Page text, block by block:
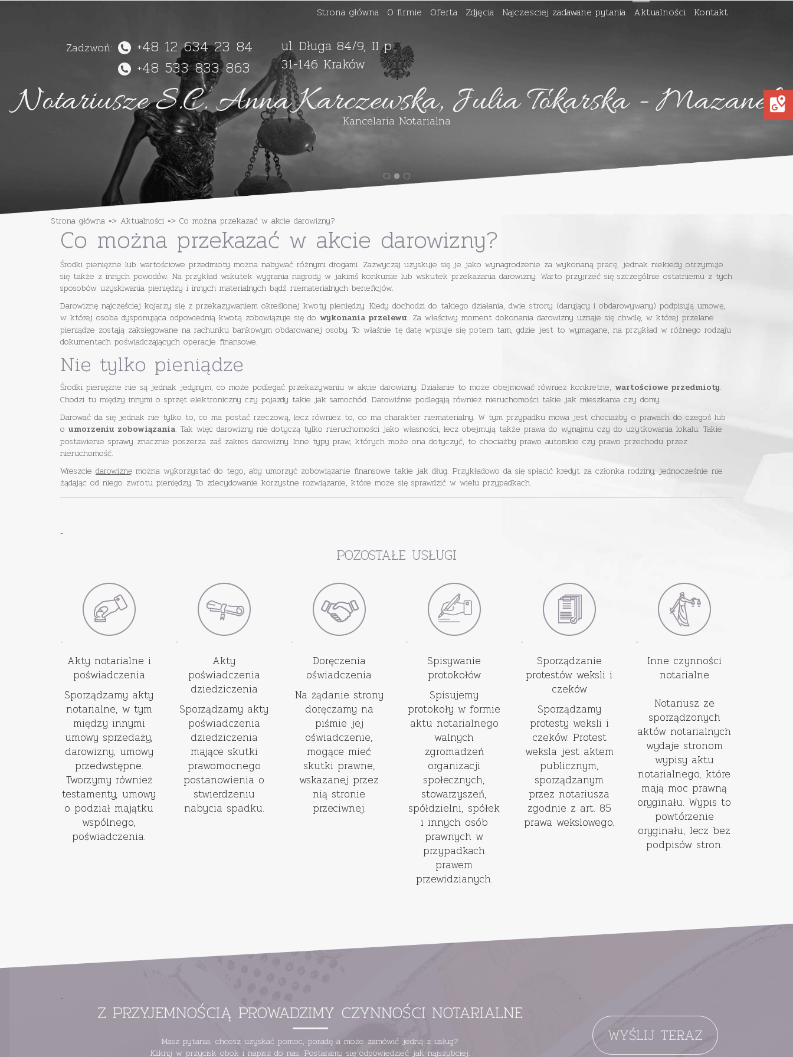
Strona główna O firmie Oferta Zdjęcia Najczesciej zadawane pytania Aktualności Kontakt
Zadzwoń:
+48 12 634 23 84
+48 533 833 863
ul. Długa 84/9, II p
31-146 Kraków
Notariusze S.C. Anna Karczewska, Julia Tokarska - Mazanek
Kancelaria Notarialna
Strona główna => Aktualności => Co można przekazać w akcie darowizny?
Co można przekazać w akcie darowizny?
Środki pieniężne lub wartościowe przedmioty można nabywać różnymi drogami. Zazwyczaj uzyskuje się je jako wynagrodzenie za wykonaną pracę, jednak niekiedy otrzymuje
się także z innych powodów. Na przykład wskutek wygrania nagrody w jakimś konkursie lub wskutek przekazania darowizny. Warto przyjrzeć się szczególnie ostatniemu z tych
sposobów uzyskiwania pieniędzy i innych materialnych bądź niematerialnych beneficjów.
Darowiznę najczęściej kojarzy się z przekazywaniem określonej kwoty pieniędzy. Kiedy dochodzi do takiego działania, dwie strony (darujący i obdarowywany) podpisują umowę,
w której osoba dysponująca odpowiednią kwotą zobowiązuje się do wykonania przelewu. Za właściwy moment dokonania darowizny uznaje się chwilę, w której przelane
pieniądze zostają zaksięgowane na rachunku bankowym obdarowanej osoby. To właśnie tę datę wpisuje się potem tam, gdzie jest to wymagane, na przykład w różnego rodzaju
dokumentach poświadczających operacje finansowe.
Nie tylko pieniądze
Środki pieniężne nie są jednak jedynym, co może podlegać przekazywaniu w akcie darowizny. Działanie to może obejmować również konkretne, wartościowe przedmioty.
Chodzi tu między innymi o sprzęt elektroniczny czy pojazdy takie jak samochód. Darowiźnie podlegają również nieruchomości takie jak mieszkania czy domy.
Darować da się jednak nie tylko to, co ma postać rzeczową, lecz również to, co ma charakter niematerialny. W tym przypadku mowa jest chociażby o prawach do czegoś lub
o umorzeniu zobowiązania. Tak więc darowizny nie dotyczą tylko nieruchomości jako własności, lecz obejmują także prawa do wynajmu czy do użytkowania lokalu. Takie
postawienie sprawy znacznie poszerza zaś zakres darowizny. Inne typy praw, których może ona dotyczyć, to chociażby prawo autorskie czy prawo przechodu przez
nieruchomość.
Wreszcie darowiznę można wykorzystać do tego, aby umorzyć zobowiązanie finansowe takie jak dług. Przykładowo da się spłacić kredyt za członka rodziny, jednocześnie nie
żądając od niego zwrotu pieniędzy. To zdecydowanie korzystne rozwiązanie, które może się sprawdzić w wielu przypadkach.
-
POZOSTAŁE USŁUGI
-
Akty notarialne i
poświadczenia
Sporządzamy akty
notarialne, w tym
między innymi
umowy sprzedaży,
darowizny, umowy
przedwstępne.
Tworzymy również
testamenty, umowy
o podział majątku
wspólnego,
poświadczenia.
-
Akty
poświadczenia
dziedziczenia
Sporządzamy akty
poświadczenia
dziedziczenia
mające skutki
prawomocnego
postanowienia o
stwierdzeniu
nabycia spadku.
-
Doręczenia
oświadczenia
Na żądanie strony
doręczamy na
piśmie jej
oświadczenie,
mogące mieć
skutki prawne,
wskazanej przez
nią stronie
przeciwnej.
-
Spisywanie
protokołów
Spisujemy
protokoły w formie
aktu notarialnego
walnych
zgromadzeń
organizacji
społecznych,
stowarzyszeń,
spółdzielni, spółek
i innych osób
prawnych w
przypadkach
prawem
przewidzianych.
-
Sporządzanie
protestów weksli i
czeków
Sporządzamy
protesty weksli i
czeków. Protest
weksla jest aktem
publicznym,
sporządzanym
przez notariusza
zgodnie z art. 85
prawa wekslowego.
-
Inne czynności
notarialne
Notariusz ze
sporządzonych
aktów notarialnych
wydaje stronom
wypisy aktu
notarialnego, które
mają moc prawną
oryginału. Wypis to
powtórzenie
oryginału, lecz bez
podpisów stron.
-
Z PRZYJEMNOŚCIĄ PROWADZIMY CZYNNOŚCI NOTARIALNE
Masz pytania, chcesz uzyskać pomoc, poradę a może zamówić jedną z usług?
Kliknij w przycisk obok i napisz do nas. Postaramy się odpowiedzieć jak najszybciej.
-
WYŚLIJ TERAZ